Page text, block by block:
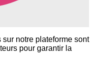
notre plateforme sont
pour garantir la